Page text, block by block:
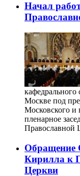
Начал
Москве под
Московского и
пленарное
Православной
Обращение
Кирилла к
Церкви